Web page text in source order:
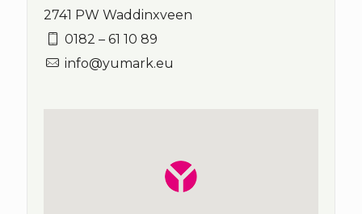
2741 PW Waddinxveen
0182 – 61 10 89
info@yumark.eu